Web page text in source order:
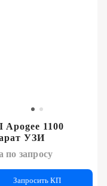
Apogee 1100
УЗИ
по запросу
Запросить КП